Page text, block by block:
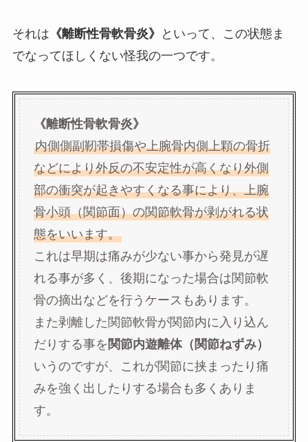
それは 《離断性骨軟骨炎》 といって、この状態ま
でなってほしくない怪我の一つです。
《離断性骨軟骨炎》
内側側副靭帯損傷や上腕骨内側上顆の骨折
などにより外反の不安定性が高くなり外側
部の衝突が起きやすくなる事により、上腕
骨小頭（関節面）の関節軟骨が剥がれる状
態をいいます。
これは早期は痛みが少ない事から発見が遅
れる事が多く、後期になった場合は関節軟
骨の摘出などを行うケースもあります。
また剥離した関節軟骨が関節内に入り込ん
だりする事を 関節内遊離体（関節ねずみ）
いうのですが、これが関節に挟まったり痛
みを強く出したりする場合も多くありま
す。